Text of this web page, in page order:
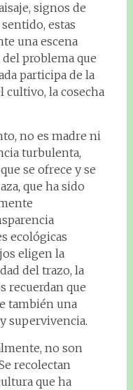
signos de
estas
una escena
problema que
participa de la
cultivo, la cosecha
no es madre ni
turbulenta,
se ofrece y se
que ha sido
ecológicas
eligen la
del trazo, la
recuerdan que
también una
supervivencia.
no son
recolectan
que ha